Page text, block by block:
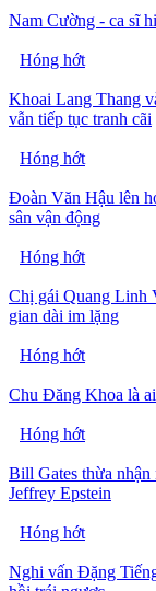
Nam Cường - ca sĩ
Hóng hớt
Khoai Lang Thang
vẫn tiếp tục tranh cãi
Hóng hớt
Đoàn Văn Hậu lên
sân vận động
Hóng hớt
Chị gái Quang Linh
gian dài im lặng
Hóng hớt
Chu Đăng Khoa là
Hóng hớt
Bill Gates thừa nhận
Jeffrey Epstein
Hóng hớt
Nghi vấn Đặng